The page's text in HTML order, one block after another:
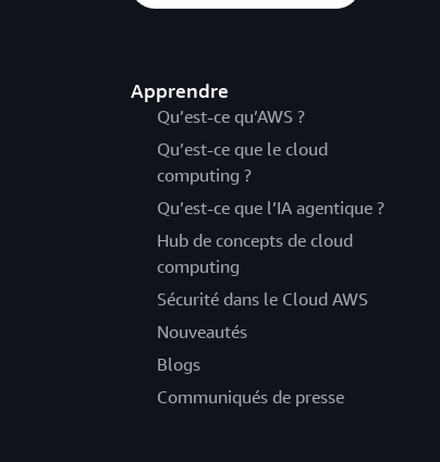
Apprendre
Qu’est-ce qu’AWS ?
Qu’est-ce que le cloud
computing ?
Qu’est-ce que l’IA agentique ?
Hub de concepts de cloud
computing
Sécurité dans le Cloud AWS
Nouveautés
Blogs
Communiqués de presse